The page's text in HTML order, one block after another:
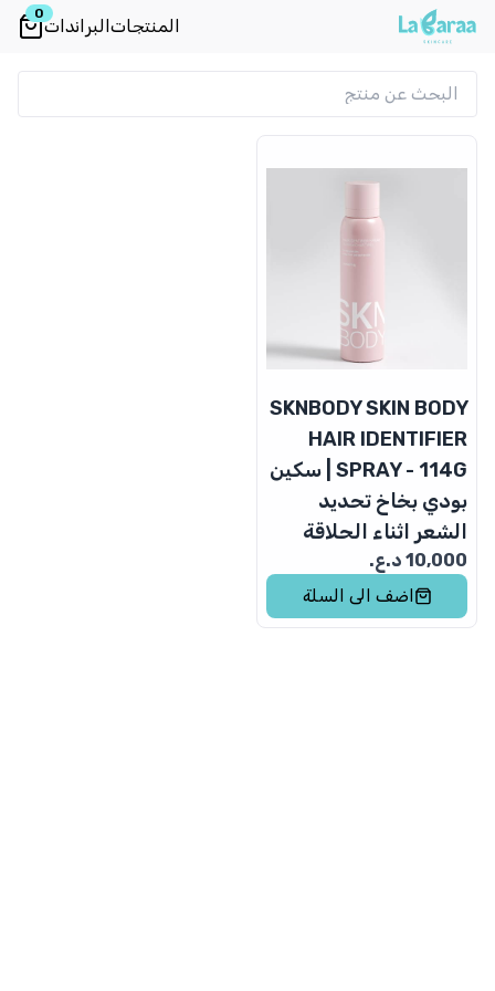
المنتجاتالبراندات
0
SKNBODY SKIN BODY
HAIR IDENTIFIER
SPRAY - 114G | سكين
بودي بخاخ تحديد
الشعر اثناء الحلاقة
10,000 د.ع.
اضف الى السلة